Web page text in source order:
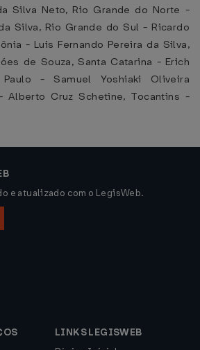
Silva Neto, Rio Grande do Norte -
Silva, Rio Grande do Sul - Ricardo
- Luis Fernando Pereira da Silva,
de Souza, Santa Catarina - Erich
Paulo - Samuel Yoshiaki Oliveira
Alberto Cruz Schetine, Tocantins -
e atualizado com o LegisWeb.
LINKS LEGISWEB